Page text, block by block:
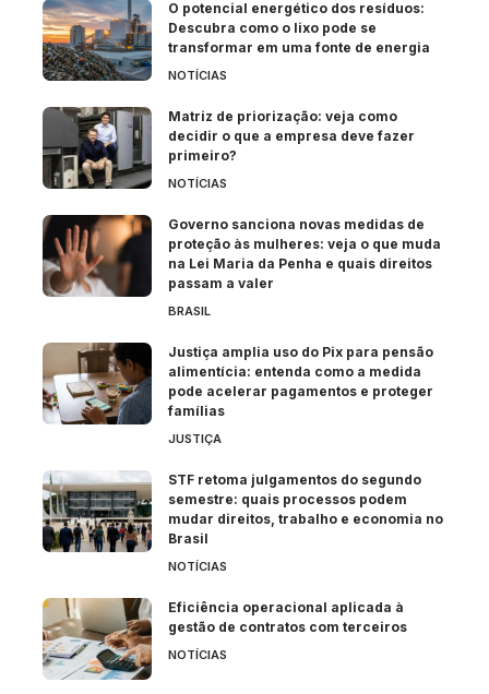
O potencial energético dos resíduos:
Descubra como o lixo pode se
transformar em uma fonte de energia
NOTÍCIAS
Matriz de priorização: veja como
decidir o que a empresa deve fazer
primeiro?
NOTÍCIAS
Governo sanciona novas medidas de
proteção às mulheres: veja o que muda
na Lei Maria da Penha e quais direitos
passam a valer
BRASIL
Justiça amplia uso do Pix para pensão
alimentícia: entenda como a medida
pode acelerar pagamentos e proteger
famílias
JUSTIÇA
STF retoma julgamentos do segundo
semestre: quais processos podem
mudar direitos, trabalho e economia no
Brasil
NOTÍCIAS
Eficiência operacional aplicada à
gestão de contratos com terceiros
NOTÍCIAS